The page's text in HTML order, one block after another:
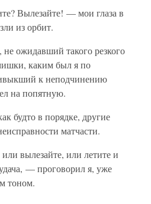
Вылезайте! — мои глаза в
из орбит.
ожидавший такого резкого
каким был я по
к неподчинению
на попятную.
будто в порядке, другие
матчасти.
вылезайте, или летите и
— проговорил я, уже
тоном.